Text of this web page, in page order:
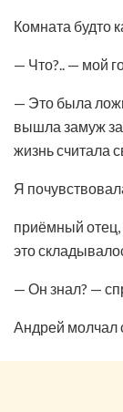
Комната будто
— Что?.. — мой
— Это была
вышла замуж за
жизнь считала
Я
приёмный
это
— Он знал? —
Андрей молчал